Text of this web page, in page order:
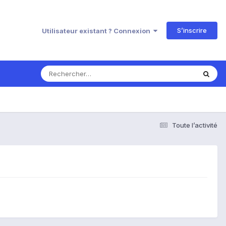
Utilisateur existant ? Connexion S’inscrire
Toute l’activité